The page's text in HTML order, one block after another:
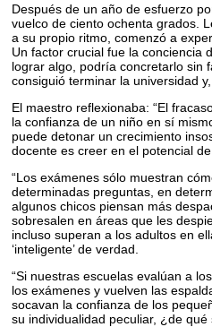
Después de un año de esfuerzo
vuelco de ciento ochenta grados.
a su propio ritmo, comenzó a
Un factor crucial fue la conciencia
lograr algo, podría concretarlo sin
consiguió terminar la universidad
El maestro reflexionaba: “El
la confianza de un niño en sí
puede detonar un crecimiento
docente es creer en el potencial de
“Los exámenes sólo muestran
determinadas preguntas, en
algunos chicos piensan más
sobresalen en áreas que les
incluso superan a los adultos en
‘inteligente’ de verdad.
“Si nuestras escuelas evalúan a
los exámenes y vuelven las
socavan la confianza de los
su individualidad peculiar, ¿de qué